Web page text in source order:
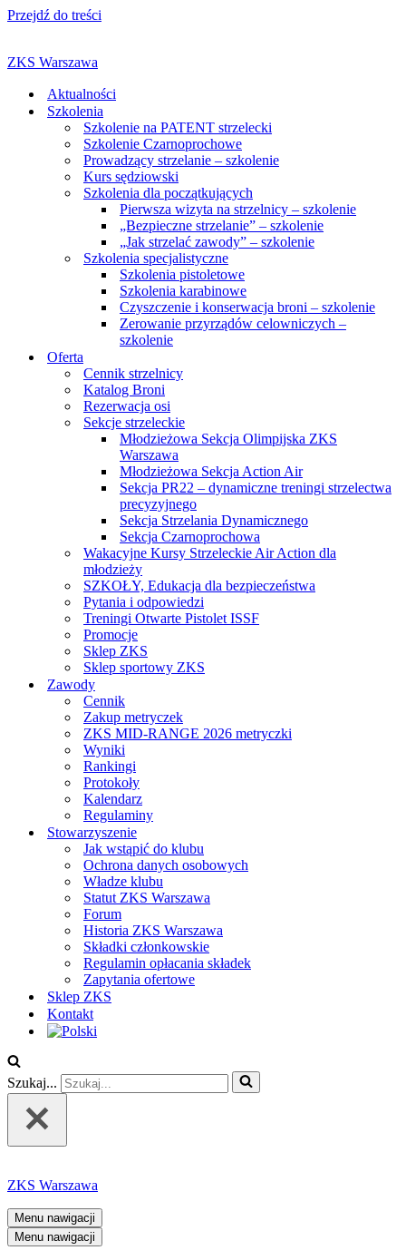
Przejdź do treści
ZKS Warszawa
Aktualności
Szkolenia
Szkolenie na PATENT strzelecki
Szkolenie Czarnoprochowe
Prowadzący strzelanie – szkolenie
Kurs sędziowski
Szkolenia dla początkujących
Pierwsza wizyta na strzelnicy – szkolenie
„Bezpieczne strzelanie” – szkolenie
„Jak strzelać zawody” – szkolenie
Szkolenia specjalistyczne
Szkolenia pistoletowe
Szkolenia karabinowe
Czyszczenie i konserwacja broni – szkolenie
Zerowanie przyrządów celowniczych –
szkolenie
Oferta
Cennik strzelnicy
Katalog Broni
Rezerwacja osi
Sekcje strzeleckie
Młodzieżowa Sekcja Olimpijska ZKS
Warszawa
Młodzieżowa Sekcja Action Air
Sekcja PR22 – dynamiczne treningi strzelectwa
precyzyjnego
Sekcja Strzelania Dynamicznego
Sekcja Czarnoprochowa
Wakacyjne Kursy Strzeleckie Air Action dla
młodzieży
SZKOŁY, Edukacja dla bezpieczeństwa
Pytania i odpowiedzi
Treningi Otwarte Pistolet ISSF
Promocje
Sklep ZKS
Sklep sportowy ZKS
Zawody
Cennik
Zakup metryczek
ZKS MID-RANGE 2026 metryczki
Wyniki
Rankingi
Protokoły
Kalendarz
Regulaminy
Stowarzyszenie
Jak wstąpić do klubu
Ochrona danych osobowych
Władze klubu
Statut ZKS Warszawa
Forum
Historia ZKS Warszawa
Składki członkowskie
Regulamin opłacania składek
Zapytania ofertowe
Sklep ZKS
Kontakt
Szukaj...
ZKS Warszawa
Menu nawigacji
Menu nawigacji